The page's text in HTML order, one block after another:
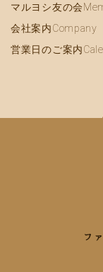
マルヨシ友の会
会社案内Company
営業日のご案内
フ